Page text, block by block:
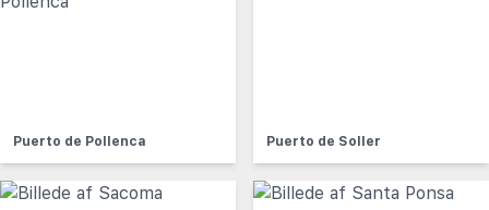
Puerto de Pollenca Puerto de Soller